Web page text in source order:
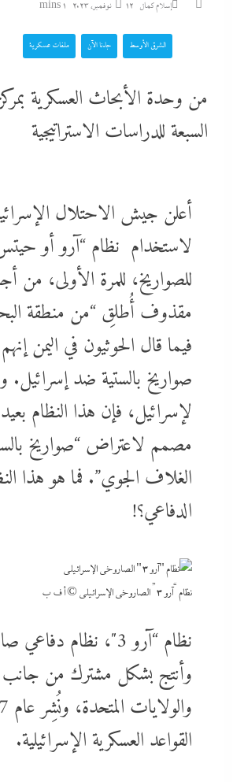
إسلام كمال 12 نوفمبر، 2023 1 mins
الشرق الأوسط جاءنا الآن ملفات عسكرية
من وحدة الأبحاث العسكرية
السبعة للدراسات الاستراتيجية
أعلن جيش الاحتلال
للصواريخ، للمرة الأولى،
مقذوف أُطلِق “من منطقة
فيما قال الحوثيون في اليمن
صواريخ بالستية ضد إسرائيل.
لإسرائيل، فإن هذا النظام
مصمم لاعتراض “صواريخ
الغلاف الجوي”. فما هو هذا
الدفاعي؟!
نظام “آرو 3” الصاروخي الإسرائيلي © أ ف ب
نظام “آرو 3″، نظام
وأنتِج بشكل مشترك من جانب
القواعد العسكرية الإسرائيلية.